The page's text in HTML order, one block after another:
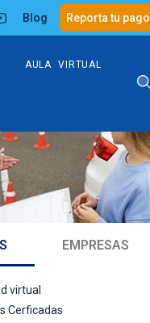
Blog Reporta tu pago
AULA VIRTUAL
EMPRESAS
virtual
Cerficadas